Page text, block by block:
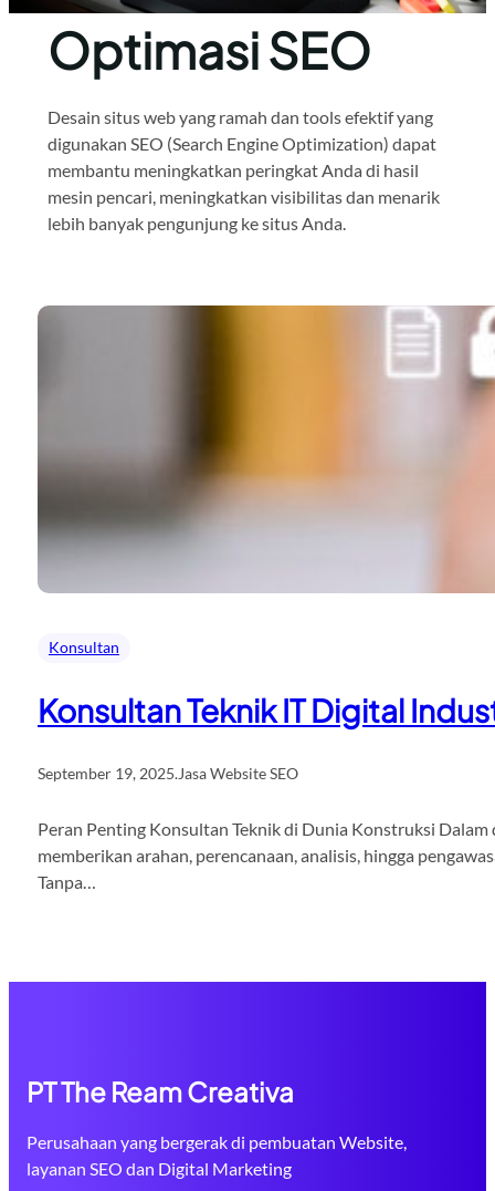
Optimasi SEO
Desain situs web yang ramah dan tools efektif yang
digunakan SEO (Search Engine Optimization) dapat
membantu meningkatkan peringkat Anda di hasil
mesin pencari, meningkatkan visibilitas dan menarik
lebih banyak pengunjung ke situs Anda.
Konsultan
Konsultan Teknik IT Digital
September 19, 2025.Jasa Website SEO
Peran Penting Konsultan Teknik di Dunia Konstruksi
memberikan arahan, perencanaan, analisis, hingga
Tanpa…
PT The Ream Creativa
Perusahaan yang bergerak di pembuatan Website,
layanan SEO dan Digital Marketing